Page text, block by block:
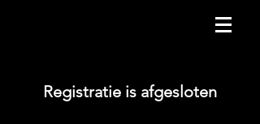
Registratie is afgesloten